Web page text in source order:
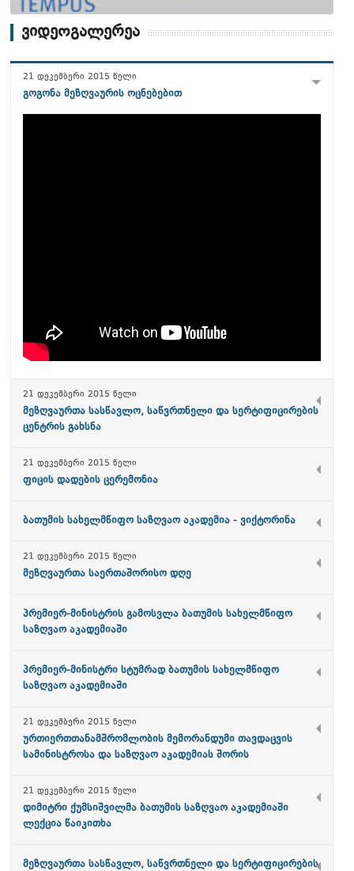
ვიდეოგალერეა
21 დეკემბერი 2015 წელი
გოგონა მეზღვაურის ოცნებებით
21 დეკემბერი 2015 წელი
მეზღვაურთა სასწავლო, საწვრთნელი და სერტიფიცირების
ცენტრის გახსნა
21 დეკემბერი 2015 წელი
ფიცის დადების ცერემონია
ბათუმის სახელმწიფო საზღვაო აკადემია - ვიქტორინა
21 დეკემბერი 2015 წელი
მეზღვაურთა საერთაშორისო დღე
პრემიერ-მინისტრის გამოსვლა ბათუმის სახელმწიფო
საზღვაო აკადემიაში
პრემიერ-მინისტრი სტუმრად ბათუმის სახელმწიფო
საზღვაო აკადემიაში
21 დეკემბერი 2015 წელი
ურთიერთთანამშრომლობის მემორანდუმი თავდაცვის
სამინისტროსა და საზღვაო აკადემიას შორის
21 დეკემბერი 2015 წელი
დიმიტრი ქუმსიშვილმა ბათუმის საზღვაო აკადემიაში
ლექცია წაიკითხა
მეზღვაურთა სასწავლო, საწვრთნელი და სერტიფიცირების